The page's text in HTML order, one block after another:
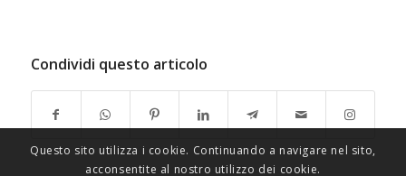
Condividi questo articolo
Questo sito utilizza i cookie. Continuando a navigare nel sito,
acconsentite al nostro utilizzo dei cookie.